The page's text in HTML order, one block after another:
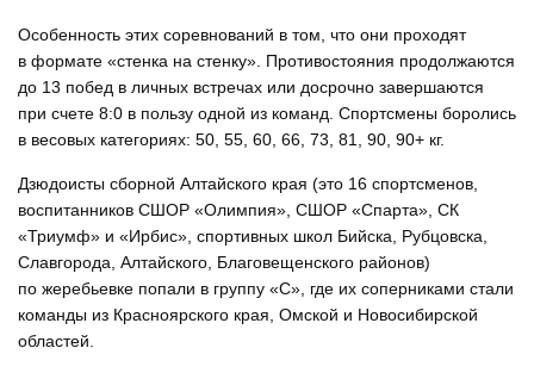
Особенность этих соревнований в том, что они проходят
в формате «стенка на стенку». Противостояния продолжаются
до 13 побед в личных встречах или досрочно завершаются
при счете 8:0 в пользу одной из команд. Спортсмены боролись
в весовых категориях: 50, 55, 60, 66, 73, 81, 90, 90+ кг.
Дзюдоисты сборной Алтайского края (это 16 спортсменов,
воспитанников СШОР «Олимпия», СШОР «Спарта», СК
«Триумф» и «Ирбис», спортивных школ Бийска, Рубцовска,
Славгорода, Алтайского, Благовещенского районов)
по жеребьевке попали в группу «С», где их соперниками стали
команды из Красноярского края, Омской и Новосибирской
областей.